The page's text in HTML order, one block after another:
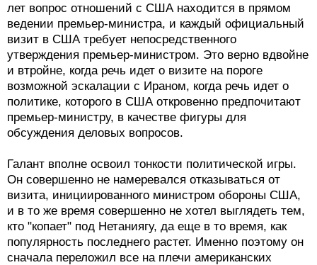
лет вопрос отношений с США находится в прямом
ведении премьер-министра, и каждый официальный
визит в США требует непосредственного
утверждения премьер-министром. Это верно вдвойне
и втройне, когда речь идет о визите на пороге
возможной эскалации с Ираном, когда речь идет о
политике, которого в США откровенно предпочитают
премьер-министру, в качестве фигуры для
обсуждения деловых вопросов.
Галант вполне освоил тонкости политической игры.
Он совершенно не намеревался отказываться от
визита, инициированного министром обороны США,
и в то же время совершенно не хотел выглядеть тем,
кто "копает" под Нетаниягу, да еще в то время, как
популярность последнего растет. Именно поэтому он
сначала переложил все на плечи американских